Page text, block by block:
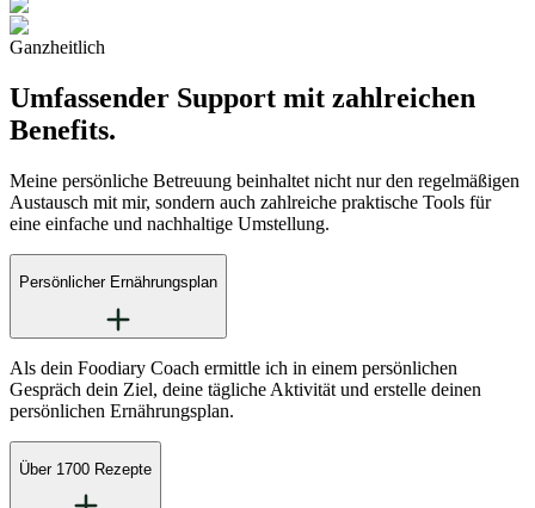
Ganzheitlich
Umfassender Support mit zahlreichen
Benefits.
Meine persönliche Betreuung beinhaltet nicht nur den regelmäßigen
Austausch mit mir, sondern auch zahlreiche praktische Tools für
eine einfache und nachhaltige Umstellung.
Persönlicher Ernährungsplan
Als dein Foodiary Coach ermittle ich in einem persönlichen
Gespräch dein Ziel, deine tägliche Aktivität und erstelle deinen
persönlichen Ernährungsplan.
Über 1700 Rezepte